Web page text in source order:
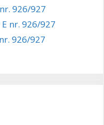
926/927
E nr. 926/927
926/927